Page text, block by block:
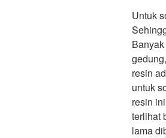
Untuk
resin
untuk
resin
terlihat
lama